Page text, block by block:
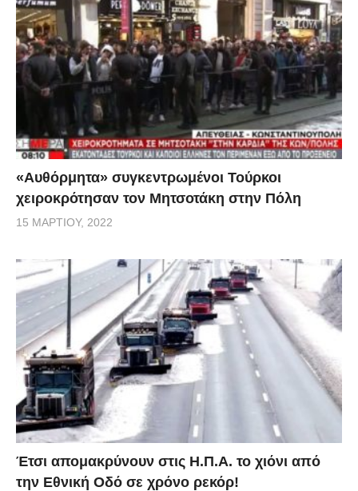
«Αυθόρμητα» συγκεντρωμένοι Τούρκοι
χειροκρότησαν τον Μητσοτάκη στην Πόλη
15 ΜΑΡΤΊΟΥ, 2022
Έτσι απομακρύνουν στις Η.Π.Α. το χιόνι από
την Εθνική Οδό σε χρόνο ρεκόρ!